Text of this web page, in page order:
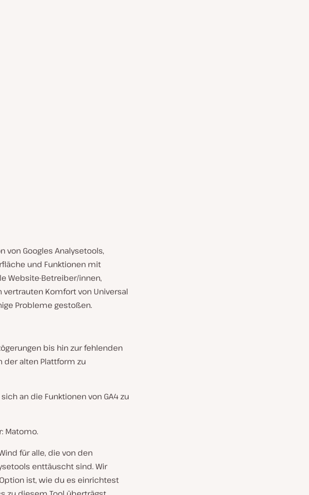
von Googles Analysetools,
und Funktionen mit
Website-Betreiber/innen,
Komfort von Universal
Probleme gestoßen.
bis hin zur fehlenden
der alten Plattform zu
an die Funktionen von GA4 zu
Matomo.
für alle, die von den
enttäuscht sind. Wir
ist, wie du es einrichtest